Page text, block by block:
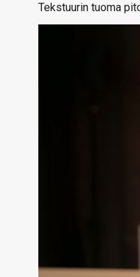
Tekstuurin tuoma